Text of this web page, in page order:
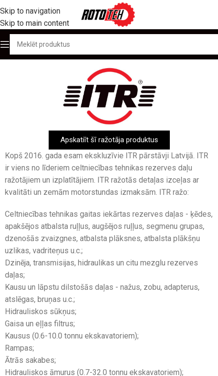
Skip to navigation
Skip to main content
Apskatiīt šī ražotāja produktus
Kopš 2016. gada esam ekskluzīvie ITR pārstāvji Latvijā. ITR
ir viens no līderiem celtniecības tehnikas rezerves daļu
ražotājiem un izplatītājiem. ITR ražotās detaļas izceļas ar
kvalitāti un zemām motorstundas izmaksām. ITR ražo:
Celtniecības tehnikas gaitas iekārtas rezerves daļas - ķēdes,
apakšējos atbalsta ruļļus, augšējos ruļļus, segmenu grupas,
dzenošās zvaizgnes, atbalsta plāksnes, atbalsta plākšņu
uzlikas, vadriteņus u.c.;
Dzinēja, transmisijas, hidraulikas un citu mezglu rezerves
daļas;
Kausu un lāpstu dilstošās daļas - nažus, zobu, adapterus,
atslēgas, bruņas u.c.;
Hidrauliskos sūkņus;
Gaisa un eļļas filtrus;
Kausus (0.6-10.0 tonnu ekskavatoriem);
Rampas;
Ātrās sakabes;
Hidrauliskos āmurus (0.7-32.0 tonnu ekskavatoriem);